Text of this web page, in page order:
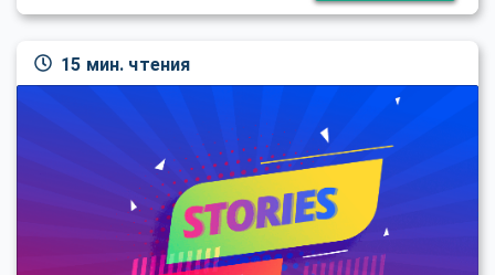
15 мин. чтения